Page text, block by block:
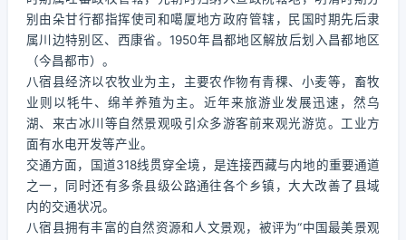
别由朵甘行都指挥使司和噶厦地方政府管辖，民国时期先后隶
属川边特别区、西康省。1950年昌都地区解放后划入昌都地区
（今昌都市）。
八宿县经济以农牧业为主，主要农作物有青稞、小麦等，畜牧
业则以牦牛、绵羊养殖为主。近年来旅游业发展迅速，然乌
湖、来古冰川等自然景观吸引众多游客前来观光游览。工业方
面有水电开发等产业。
交通方面，国道318线贯穿全境，是连接西藏与内地的重要通道
之一，同时还有多条县级公路通往各个乡镇，大大改善了县域
内的交通状况。
八宿县拥有丰富的自然资源和人文景观，被评为“中国最美景观